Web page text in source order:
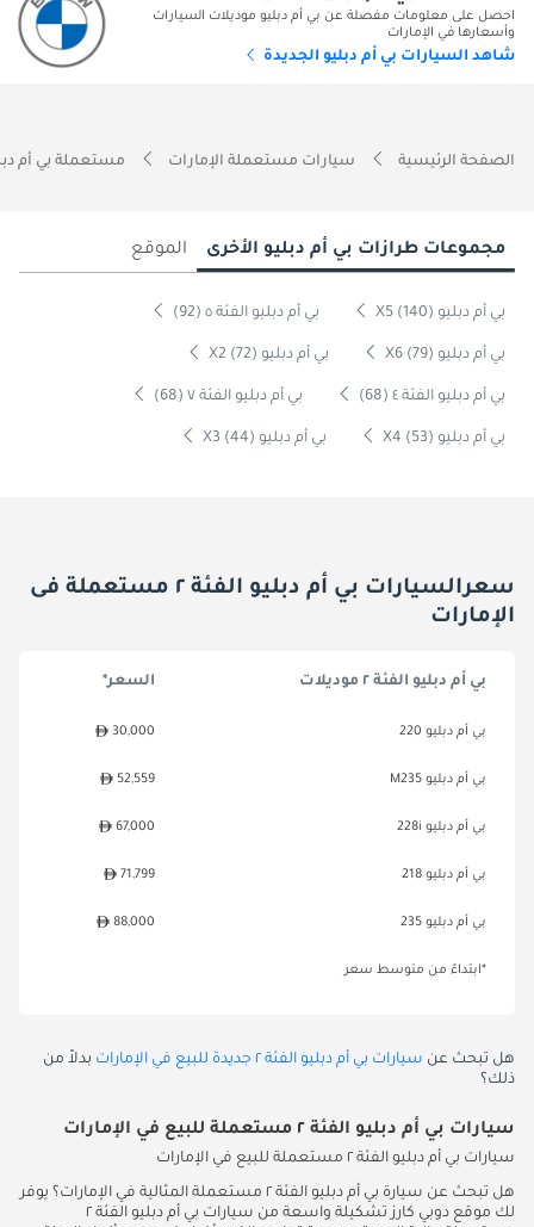
احصل على معلومات مفصلة عن بي أم دبليو موديلات السيارات
وأسعارها في الإمارات
شاهد السيارات بي أم دبليو الجديدة
الصفحة الرئيسية سيارات مستعملة الإمارات مستعملة بي أم
مجموعات طرازات بي أم دبليو الأخرى الموقع
بي أم دبليو X5 (140) بي أم دبليو الفئة ٥ (92)
بي أم دبليو X6 (79) بي أم دبليو X2 (72)
بي أم دبليو الفئة ٤ (68) بي أم دبليو الفئة ٧ (68)
بي أم دبليو X4 (53) بي أم دبليو X3 (44)
سعرالسيارات بي أم دبليو الفئة ٢ مستعملة فى
الإمارات
بي أم دبليو الفئة ٢ موديلات السعر*
بي أم دبليو 220 30,000
بي أم دبليو M235 52,559
بي أم دبليو 228i 67,000
بي أم دبليو 218 71,799
بي أم دبليو 235 88,000
*ابتداءً من متوسط سعر
هل تبحث عن سيارات بي أم دبليو الفئة ٢ جديدة للبيع في الإمارات
بدلاً من
ذلك؟
سيارات بي أم دبليو الفئة ٢ مستعملة للبيع في الإمارات
سيارات بي أم دبليو الفئة ٢ مستعملة للبيع في الإمارات
هل تبحث عن سيارة بي أم دبليو الفئة ٢ مستعملة المثالية في الإمارات؟ يوفر
لك موقع دوبي كارز تشكيلة واسعة من سيارات بي أم دبليو الفئة ٢